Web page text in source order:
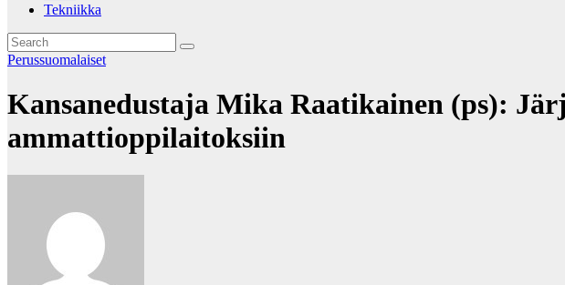
Tekniikka
Perussuomalaiset
Kansanedustaja Mika Raatikainen (ps):
ammattioppilaitoksiin